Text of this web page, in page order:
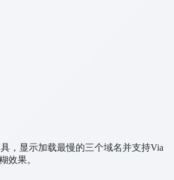
，显示加载最慢的三个域名并支持Via
效果。